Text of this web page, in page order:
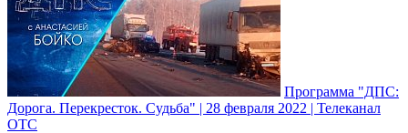
Программа "ДПС:
Дорога. Перекресток. Судьба" | 28 февраля 2022 | Телеканал
ОТС